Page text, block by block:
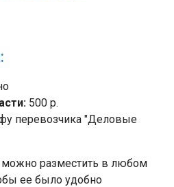
500 р.
перевозчика "Деловые
разместить в любом
ее было удобно